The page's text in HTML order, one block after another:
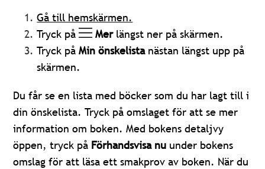
Gå till hemskärmen.
Tryck på
Merlängst ner på skärmen.
Tryck påMinönskelista nästan längst upp på
skärmen.
Du får se en lista med böcker som du har lagt till i
din önskelista. Tryck på omslaget för att se mer
information om boken. Med bokens detaljvy
öppen, tryck på Förhandsvisa nu under bokens
omslag för att läsa ett smakprov av boken. När du